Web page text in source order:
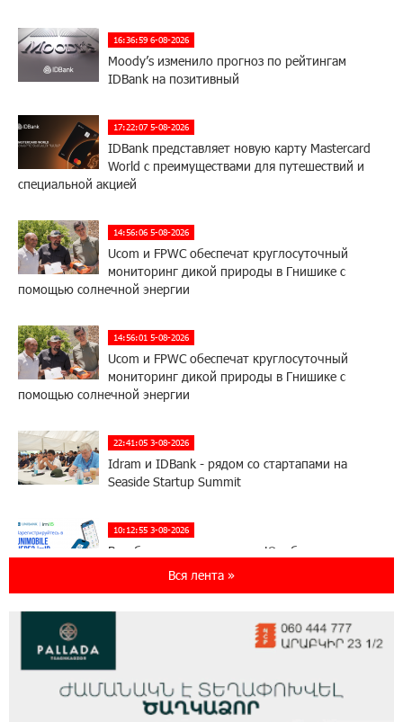
16:36:59 6-08-2026
Moody’s изменило прогноз по рейтингам
IDBank на позитивный
17:22:07 5-08-2026
IDBank представляет новую карту Mastercard
World с преимуществами для путешествий и
специальной акцией
14:56:06 5-08-2026
Ucom и FPWC обеспечат круглосуточный
мониторинг дикой природы в Гнишике с
помощью солнечной энергии
14:56:01 5-08-2026
Ucom и FPWC обеспечат круглосуточный
мониторинг дикой природы в Гнишике с
помощью солнечной энергии
22:41:05 3-08-2026
Idram и IDBank - рядом со стартапами на
Seaside Startup Summit
10:12:55 3-08-2026
В мобильном приложении Юнибанка теперь
можно зарегистрироваться также с помощью
предупреждает о кибератаках на школьников
Вся лента »